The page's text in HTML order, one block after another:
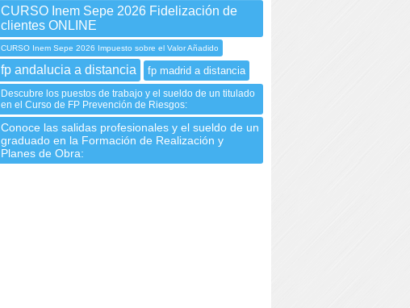
CURSO Inem Sepe 2026 Fidelización de
clientes ONLINE
CURSO Inem Sepe 2026 Impuesto sobre el Valor Añadido
fp andalucia a distancia fp madrid a distancia
Descubre los puestos de trabajo y el sueldo de un titulado
en el Curso de FP Prevención de Riesgos:
Conoce las salidas profesionales y el sueldo de un
graduado en la Formación de Realización y
Planes de Obra: